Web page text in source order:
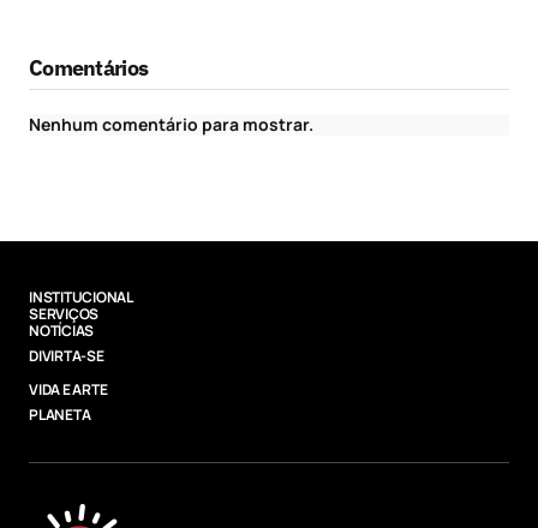
Comentários
Nenhum comentário para mostrar.
INSTITUCIONAL
SERVIÇOS
NOTÍCIAS
DIVIRTA-SE
VIDA E ARTE
PLANETA